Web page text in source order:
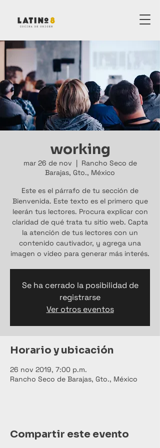
working
mar 26 de nov
  |
Rancho Seco de
Barajas, Gto., México
Este es el párrafo de tu sección de
Bienvenida. Este texto es el primero que
leerán tus lectores. Procura explicar con
claridad de qué trata tu sitio web. Capta
la atención de tus lectores con un
contenido cautivador, y agrega una
imagen o video para generar más interés.
Se ha cerrado la posibilidad de
registrarse
Ver otros eventos
Horario y ubicación
26 nov 2019, 7:00 p.m.
Rancho Seco de Barajas, Gto., México
Compartir este evento